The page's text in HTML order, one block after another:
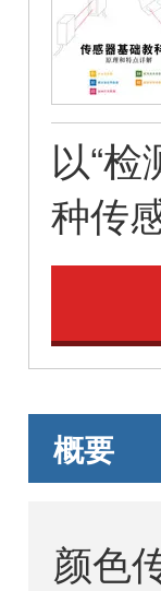
以“
种传
概要
颜色